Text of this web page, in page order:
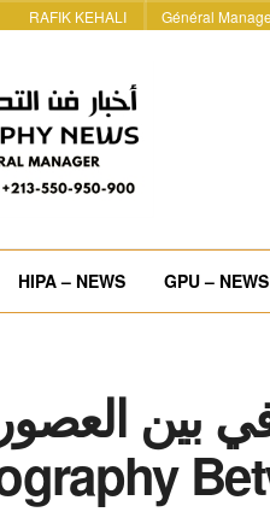
Général
RAFIK KEHALI
GPU – NEWS
HIPA – NEWS
بين